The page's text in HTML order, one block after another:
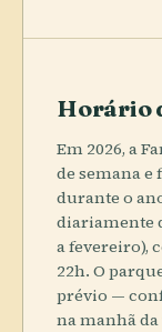
Horário
Em 2026, a
de semana e
durante o
diariamente
a fevereiro),
22h. O
prévio —
na manhã